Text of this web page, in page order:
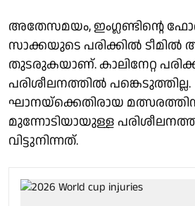
അതേസമയം, ഇംഗ്ലണ്ടിൻ്റെ
സാക്കയുടെ പരിക്കിൽ ടീമിൽ
തുടരുകയാണ്. കാലിനേറ്റ
പരിശീലനത്തിൽ പങ്കെടുത്തില്ല.
ഘാനയ്‌ക്കെതിരായ
മുന്നോടിയായുള്ള
വിട്ടുനിന്നത്.